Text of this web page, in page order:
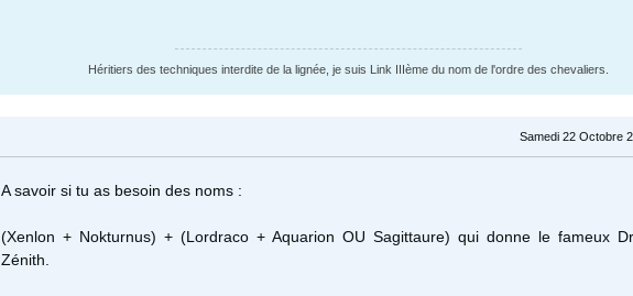
Héritiers des techniques interdite de la lignée, je suis Link IIIème du nom de l'ordre des chevaliers.
Samedi 22 Octobre
A savoir si tu as besoin des noms :
(Xenlon + Nokturnus) + (Lordraco + Aquarion OU Sagittaure) qui donne le fameux
Zénith.